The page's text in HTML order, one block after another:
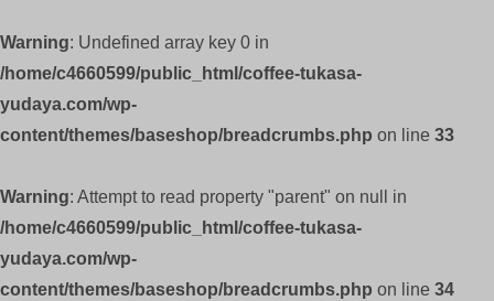
Warning: Undefined array key 0 in
/home/c4660599/public_html/coffee-tukasa-
yudaya.com/wp-
content/themes/baseshop/breadcrumbs.php on line 33
Warning: Attempt to read property "parent" on null in
/home/c4660599/public_html/coffee-tukasa-
yudaya.com/wp-
content/themes/baseshop/breadcrumbs.php on line 34